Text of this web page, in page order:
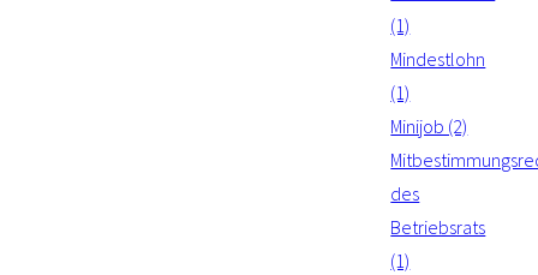
(1)
Mindestlohn
(1)
Minijob (2)
des
Betriebsrats
(1)